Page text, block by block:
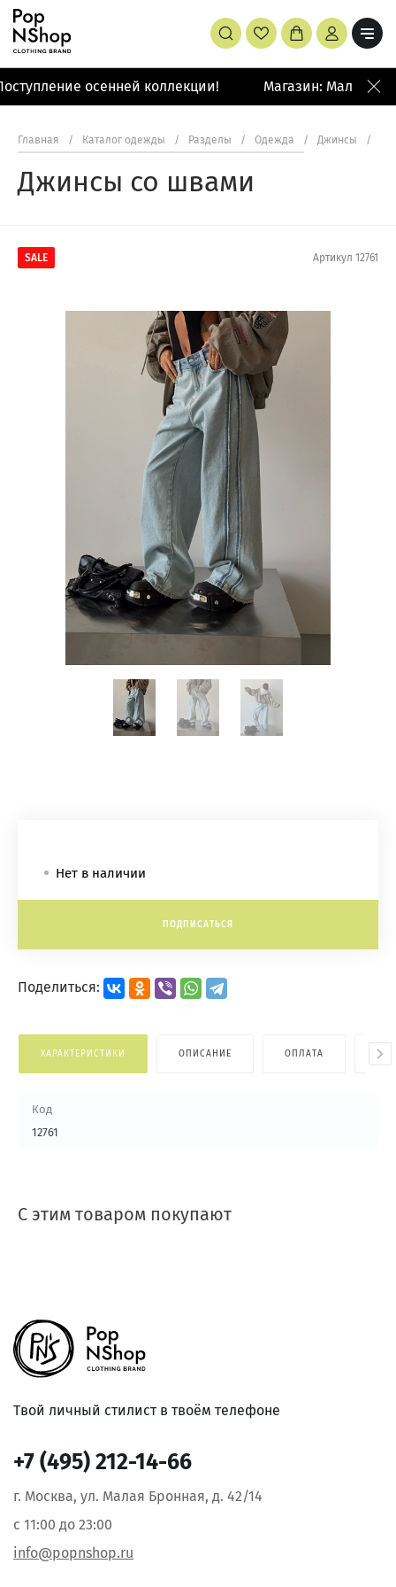
осенней коллекции! Магазин: Малая
Главная / Каталог одежды / Разделы / Одежда / Джинсы /
Джинсы со швами
SALE Артикул 12761
Нет в наличии
ПОДПИСАТЬСЯ
Поделиться:
ХАРАКТЕРИСТИКИ ОПИСАНИЕ ОПЛАТА
Код
12761
С этим товаром покупают
Твой личный стилист в твоём телефоне
+7 (495) 212-14-66
г. Москва, ул. Малая Бронная, д. 42/14
с 11:00 до 23:00
info@popnshop.ru